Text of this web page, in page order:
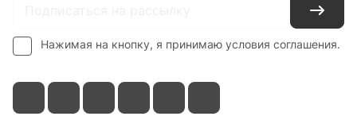
Нажимая на кнопку, я принимаю условия соглашения.